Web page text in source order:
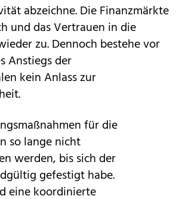
abzeichne. Die Finanzmärkte
und das Vertrauen in die
zu. Dennoch bestehe vor
Anstiegs der
kein Anlass zur
für die
so lange nicht
werden, bis sich der
gefestigt habe.
eine koordinierte